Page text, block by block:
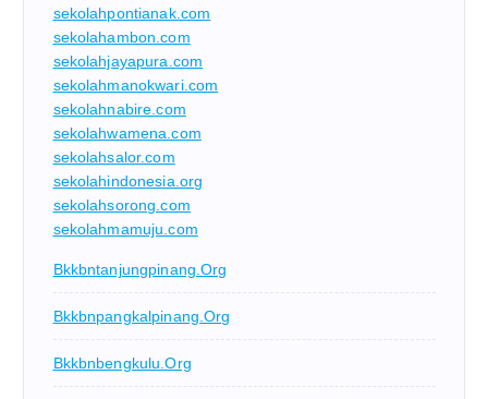
sekolahpontianak.com
sekolahambon.com
sekolahjayapura.com
sekolahmanokwari.com
sekolahnabire.com
sekolahwamena.com
sekolahsalor.com
sekolahindonesia.org
sekolahsorong.com
sekolahmamuju.com
Bkkbntanjungpinang.org
Bkkbnpangkalpinang.org
Bkkbnbengkulu.org